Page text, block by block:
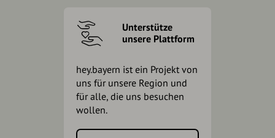
Unterstütze
unsere Plattform
hey.bayern ist ein Projekt von
uns für unsere Region und
für alle, die uns besuchen
wollen.